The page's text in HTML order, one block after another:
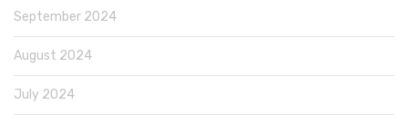
September 2024
August 2024
July 2024